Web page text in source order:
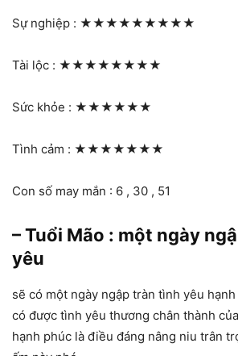
Sự nghiệp : ★★★★★★★★★
Tài lộc : ★★★★★★★★
Sức khỏe : ★★★★★★
Tình cảm : ★★★★★★★
Con số may mắn : 6 , 30 , 51
– Tuổi Mão : một ngày
yêu
sẽ có một ngày ngập tràn tình yêu
có được tình yêu thương chân thành
hạnh phúc là điều đáng nâng niu trân